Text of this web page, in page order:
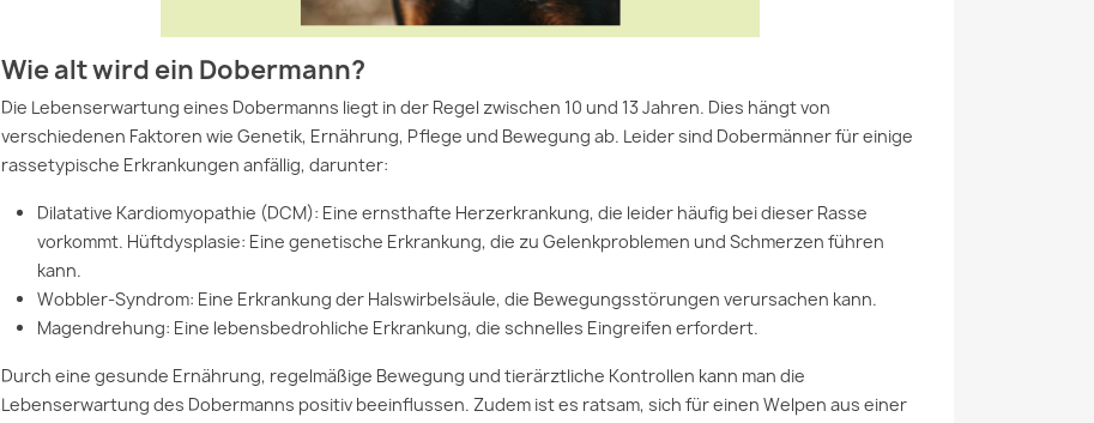
Wie alt wird ein Dobermann?
Die Lebenserwartung eines Dobermanns liegt in der Regel zwischen 10 und 13 Jahren. Dies hängt von
verschiedenen Faktoren wie Genetik, Ernährung, Pflege und Bewegung ab. Leider sind Dobermänner für einige
rassetypische Erkrankungen anfällig, darunter:
Dilatative Kardiomyopathie (DCM): Eine ernsthafte Herzerkrankung, die leider häufig bei dieser Rasse
vorkommt. Hüftdysplasie: Eine genetische Erkrankung, die zu Gelenkproblemen und Schmerzen führen
kann.
Wobbler-Syndrom: Eine Erkrankung der Halswirbelsäule, die Bewegungsstörungen verursachen kann.
Magendrehung: Eine lebensbedrohliche Erkrankung, die schnelles Eingreifen erfordert.
Durch eine gesunde Ernährung, regelmäßige Bewegung und tierärztliche Kontrollen kann man die
Lebenserwartung des Dobermanns positiv beeinflussen. Zudem ist es ratsam, sich für einen Welpen aus einer